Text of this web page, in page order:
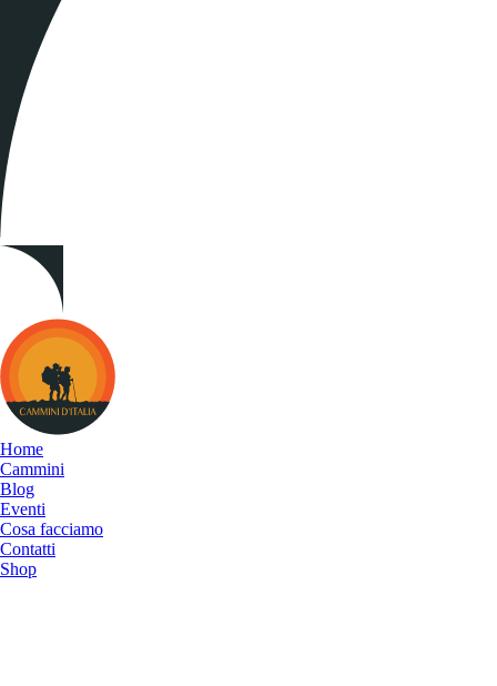
Cammini
d&#039;Italia
Home
Cammini
Blog
Eventi
Cosa facciamo
Contatti
Shop